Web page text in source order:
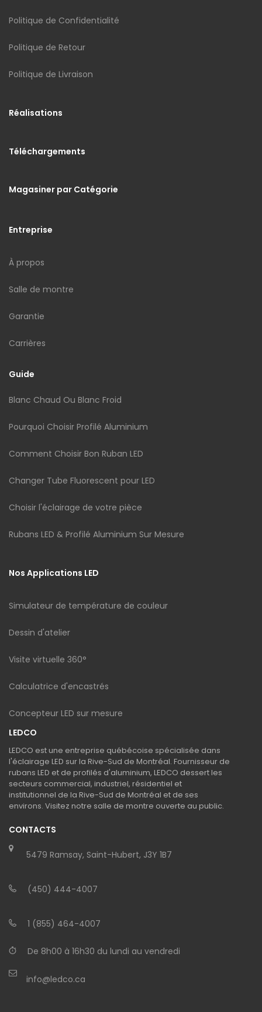
Politique de Confidentialité
Politique de Retour
Politique de Livraison
Réalisations
Téléchargements
Magasiner par Catégorie
Entreprise
À propos
Salle de montre
Garantie
Carrières
Guide
Blanc Chaud Ou Blanc Froid
Pourquoi Choisir Profilé Aluminium
Comment Choisir Bon Ruban LED
Changer Tube Fluorescent pour LED
Choisir l'éclairage de votre pièce
Rubans LED & Profilé Aluminium Sur Mesure
Nos Applications LED
Simulateur de température de couleur
Dessin d'atelier
Visite virtuelle 360°
Calculatrice d'encastrés
Concepteur LED sur mesure
LEDCO
LEDCO est une entreprise québécoise spécialisée dans
l'éclairage LED sur la Rive-Sud de Montréal. Fournisseur de
rubans LED et de profilés d'aluminium, LEDCO dessert les
secteurs commercial, industriel, résidentiel et
institutionnel de la Rive-Sud de Montréal et de ses
environs. Visitez notre salle de montre ouverte au public.
CONTACTS
5479 Ramsay, Saint-Hubert, J3Y 1B7
(450) 444-4007
1 (855) 464-4007
De 8h00 à 16h30 du lundi au vendredi
info@ledco.ca